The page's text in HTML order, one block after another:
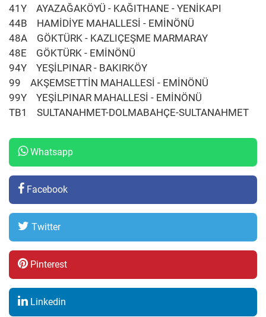
41Y AYAZAĞAKÖYÜ - KAĞITHANE - YENİKAPI
44B HAMİDİYE MAHALLESİ - EMİNÖNÜ
48A GÖKTÜRK - KAZLIÇEŞME MARMARAY
48E GÖKTÜRK - EMİNÖNÜ
94Y YEŞİLPINAR - BAKIRKÖY
99 AKŞEMSETTİN MAHALLESİ - EMİNÖNÜ
99Y YEŞİLPINAR MAHALLESİ - EMİNÖNÜ
TB1 SULTANAHMET-DOLMABAHÇE-SULTANAHMET
Whatsapp
Facebook
Twitter
Pinterest
Linkedin